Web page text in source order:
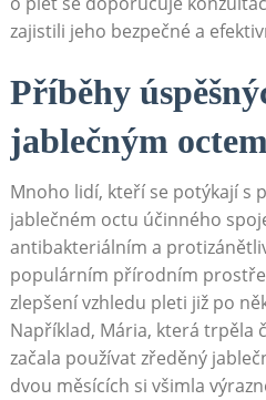
zajistili jeho bezpečné a
Příběhy
jablečným
Mnoho lidí, kteří se potýkají s
jablečném octu účinného
antibakteriálním a
populárním přírodním
zlepšení vzhledu pleti již po
Například, Mária, která trpěla
začala používat zředěný
dvou měsících si všimla